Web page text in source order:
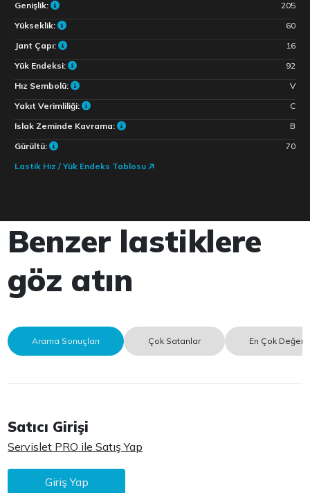
Genişlik:
205
Yükseklik:
60
Jant Çapı:
16
Yük Endeksi:
92
Hız Sembolü:
V
Yakıt Verimliliği:
C
Islak Zeminde Kavrama:
B
Gürültü:
70
Lastik Hız / Yük Endeks Tablosu
Benzer lastiklere
göz atın
Arama Sonuçları Çok Satanlar En Çok
Satıcı Girişi
Servislet PRO ile Satış Yap
Giriş Yap